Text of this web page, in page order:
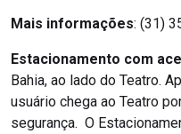
Mais informações: (31)
Estacionamento com
Bahia, ao lado do Teatro.
usuário chega ao Teatro
segurança. O